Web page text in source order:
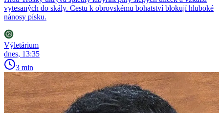
vytesaných do skály. Cestu k obrovskému bohatství blokují hluboké
nánosy písku.
Výletárium
dnes, 13:35
3 min